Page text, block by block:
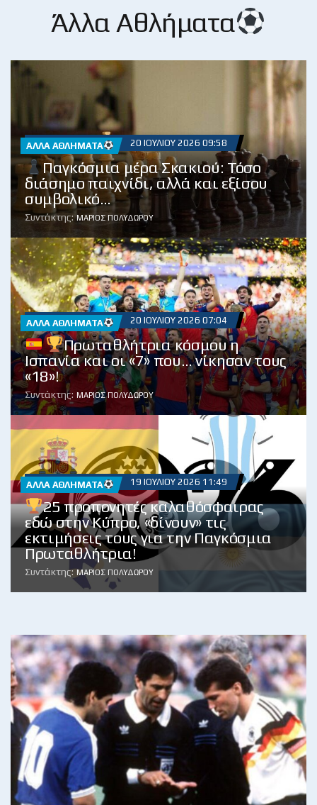
Άλλα Αθλήματα
ΆΛΛΑ ΑΘΛΉΜΑΤΑ 20 ΙΟΥΛΊΟΥ 2026 09:58
Παγκόσμια μέρα Σκακιού: Τόσο
διάσημο παιχνίδι, αλλά και εξίσου
συμβολικό…
Συντάκτης: ΜΆΡΙΟΣ ΠΟΛΥΔΏΡΟΥ
ΆΛΛΑ ΑΘΛΉΜΑΤΑ 20 ΙΟΥΛΊΟΥ 2026 07:04
Πρωταθλήτρια κόσμου η
Ισπανία και οι «7» που… νίκησαν τους
«18»!
Συντάκτης: ΜΆΡΙΟΣ ΠΟΛΥΔΏΡΟΥ
ΆΛΛΑ ΑΘΛΉΜΑΤΑ 19 ΙΟΥΛΊΟΥ 2026 11:49
25 προπονητές καλαθόσφαιρας
εδώ στην Κύπρο, «δίνουν» τις
εκτιμήσεις τους για την Παγκόσμια
Πρωταθλήτρια!
Συντάκτης: ΜΆΡΙΟΣ ΠΟΛΥΔΏΡΟΥ